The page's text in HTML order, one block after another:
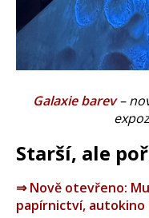
Galaxie barev–
Starší, ale
⇒ Nově otevřeno:
papírnictví, autokino